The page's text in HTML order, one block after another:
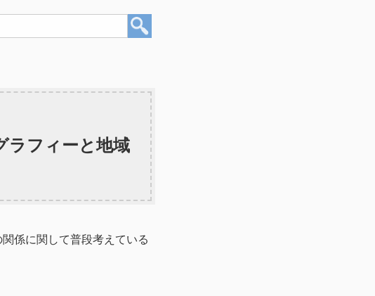
ラフィーと地域
係に関して普段考えている